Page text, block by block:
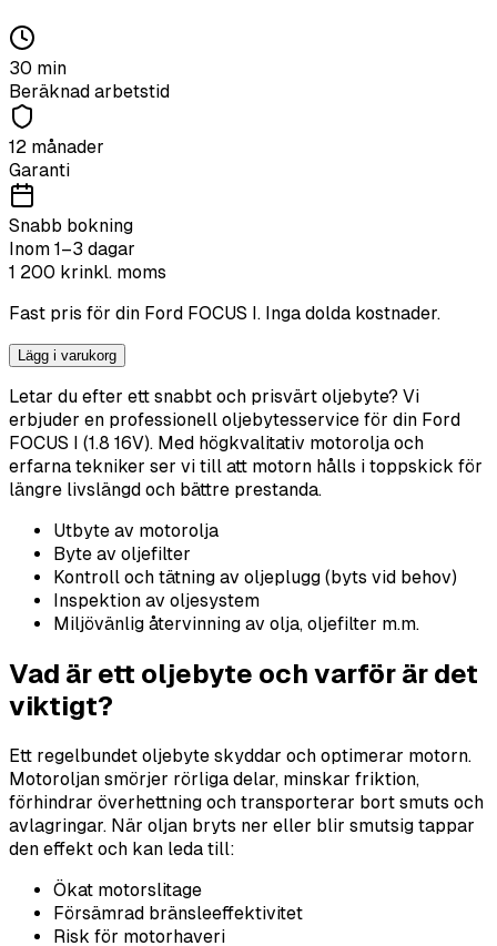
30 min
Beräknad arbetstid
12 månader
Garanti
Snabb bokning
Inom 1–3 dagar
1 200 krinkl. moms
Fast pris för din Ford FOCUS I. Inga dolda kostnader.
Lägg i varukorg
Letar du efter ett snabbt och prisvärt oljebyte? Vi
erbjuder en professionell oljebytesservice för din Ford
FOCUS I (1.8 16V). Med högkvalitativ motorolja och
erfarna tekniker ser vi till att motorn hålls i toppskick för
längre livslängd och bättre prestanda.
Utbyte av motorolja
Byte av oljefilter
Kontroll och tätning av oljeplugg (byts vid behov)
Inspektion av oljesystem
Miljövänlig återvinning av olja, oljefilter m.m.
Vad är ett oljebyte och varför är det
viktigt?
Ett regelbundet oljebyte skyddar och optimerar motorn.
Motoroljan smörjer rörliga delar, minskar friktion,
förhindrar överhettning och transporterar bort smuts och
avlagringar. När oljan bryts ner eller blir smutsig tappar
den effekt och kan leda till:
Ökat motorslitage
Försämrad bränsleeffektivitet
Risk för motorhaveri